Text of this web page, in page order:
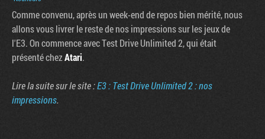
Comme convenu, après un week-end de repos bien mérité, nous
allons vous livrer le reste de nos impressions sur les jeux de
l'E3. On commence avec Test Drive Unlimited 2, qui était
présenté chezAtari.
Lire la suite sur le site :E3 : Test Drive Unlimited 2 : nos
impressions.